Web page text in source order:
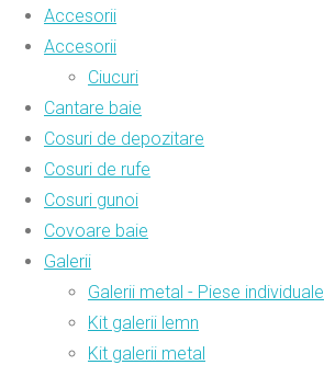
Accesorii
Accesorii
Ciucuri
Cantare baie
Cosuri de depozitare
Cosuri de rufe
Cosuri gunoi
Covoare baie
Galerii
Galerii metal - Piese individuale
Kit galerii lemn
Kit galerii metal